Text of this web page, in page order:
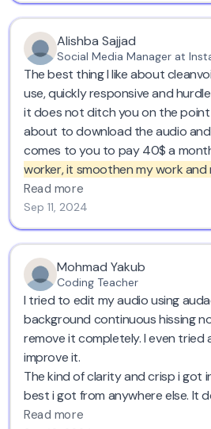
Alishba Sajjad
Social Media Manager at
The best thing I like about
use, quickly responsive and
it does not ditch you on the
about to download the audio
comes to you to pay 40$ a
worker, it smoothen my work and
to do voice overs wherever I want
will clean out everything for me.
many of my colleagues to use it
cleaned. Five stars!
Read more
Sep 11, 2024
Mohmad Yakub
Coding Teacher
I tried to edit my audio using
background continuous hissing
remove it completely. I even
improve it.
The kind of clarity and crisp i got
best i got from anywhere else. It
recommend it.
Read more